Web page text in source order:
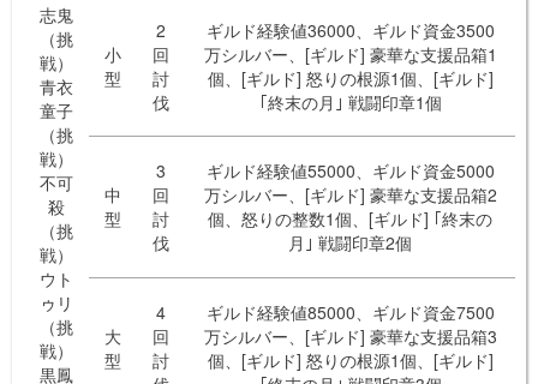
志鬼
（挑
戦）
青衣
童子
（挑
戦）
不可
殺
（挑
戦）
ウト
ゥリ
（挑
戦）
黒鳳
小
型
2
回
討
伐
ギルド経験値36000、ギルド資金3500
万シルバー、[ギルド] 豪華な支援品箱1
個、[ギルド] 怒りの根源1個、[ギルド]
｢終末の月｣ 戦闘印章1個
中
型
3
回
討
伐
ギルド経験値55000、ギルド資金5000
万シルバー、[ギルド] 豪華な支援品箱2
個、怒りの整数1個、[ギルド] ｢終末の
月｣ 戦闘印章2個
大
型
4
回
討
ギルド経験値85000、ギルド資金7500
万シルバー、[ギルド] 豪華な支援品箱3
個、[ギルド] 怒りの根源1個、[ギルド]